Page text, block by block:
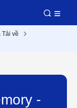
Tải về
-